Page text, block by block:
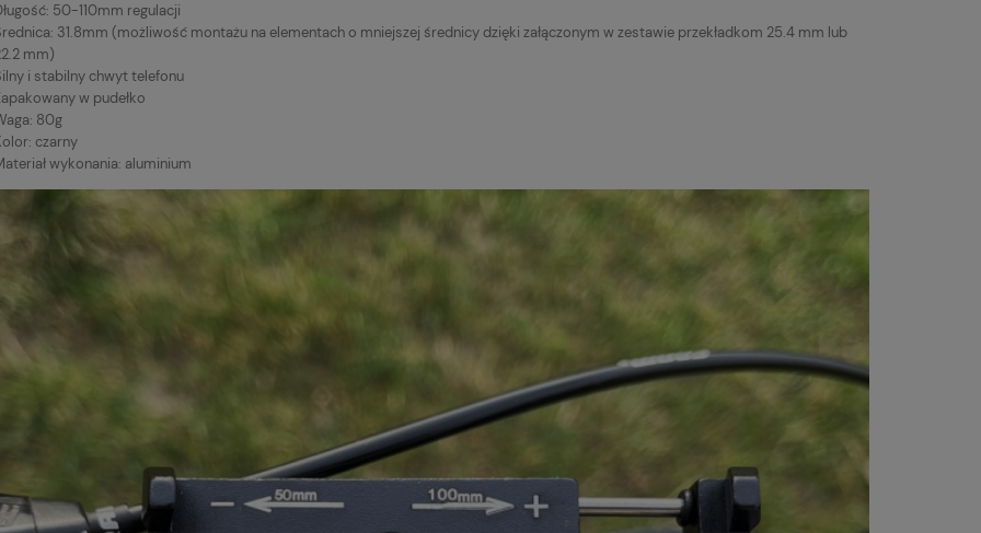
50-110mm regulacji
31.8mm (możliwość montażu na elementach o mniejszej średnicy dzięki załączonym w zestawie przekładkom 25.4 mm lub
mm)
i stabilny chwyt telefonu
w pudełko
80g
czarny
wykonania: aluminium